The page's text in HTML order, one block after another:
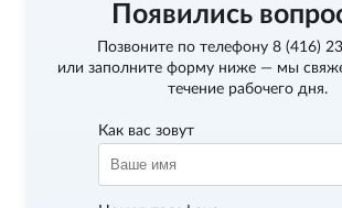
Появились
Позвоните по телефону 8 (416)
или заполните форму ниже — мы
течение рабочего дня.
Как вас зовут